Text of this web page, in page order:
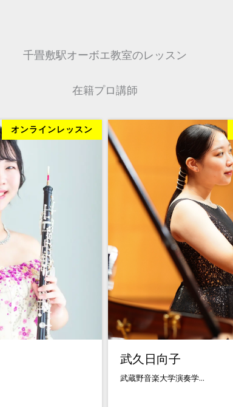
千畳敷駅オーボエ教室のレッスン
在籍プロ講師
オンラインレッスン
武久日向子
武蔵野音楽大学演奏学...